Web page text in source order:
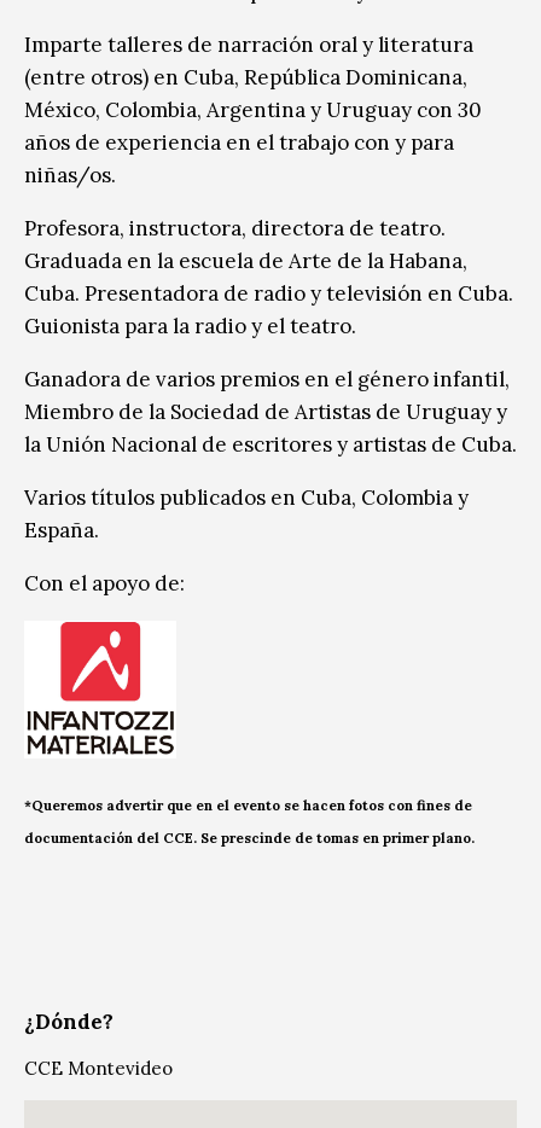
Imparte talleres de narración oral y literatura
(entre otros) en Cuba, República Dominicana,
México, Colombia, Argentina y Uruguay con 30
años de experiencia en el trabajo con y para
niñas/os.
Profesora, instructora, directora de teatro.
Graduada en la escuela de Arte de la Habana,
Cuba. Presentadora de radio y televisión en Cuba.
Guionista para la radio y el teatro.
Ganadora de varios premios en el género infantil,
Miembro de la Sociedad de Artistas de Uruguay y
la Unión Nacional de escritores y artistas de Cuba.
Varios títulos publicados en Cuba, Colombia y
España.
Con el apoyo de:
*Queremos advertir que en el evento se hacen fotos con fines de
documentación del CCE. Se prescinde de tomas en primer plano.
¿Dónde?
CCE Montevideo